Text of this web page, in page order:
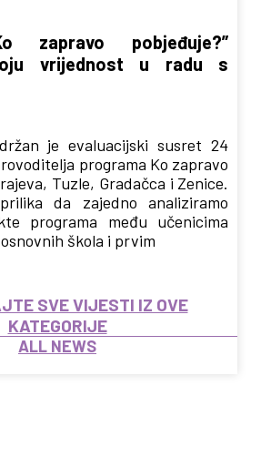
zapravo pobjeđuje?”
vrijednost u radu s
je evaluacijski susret 24
programa Ko zapravo
Tuzle, Gradačca i Zenice.
da zajedno analiziramo
programa među učenicima
škola i prvim
SVE VIJESTI IZ OVE
KATEGORIJE
ALL NEWS